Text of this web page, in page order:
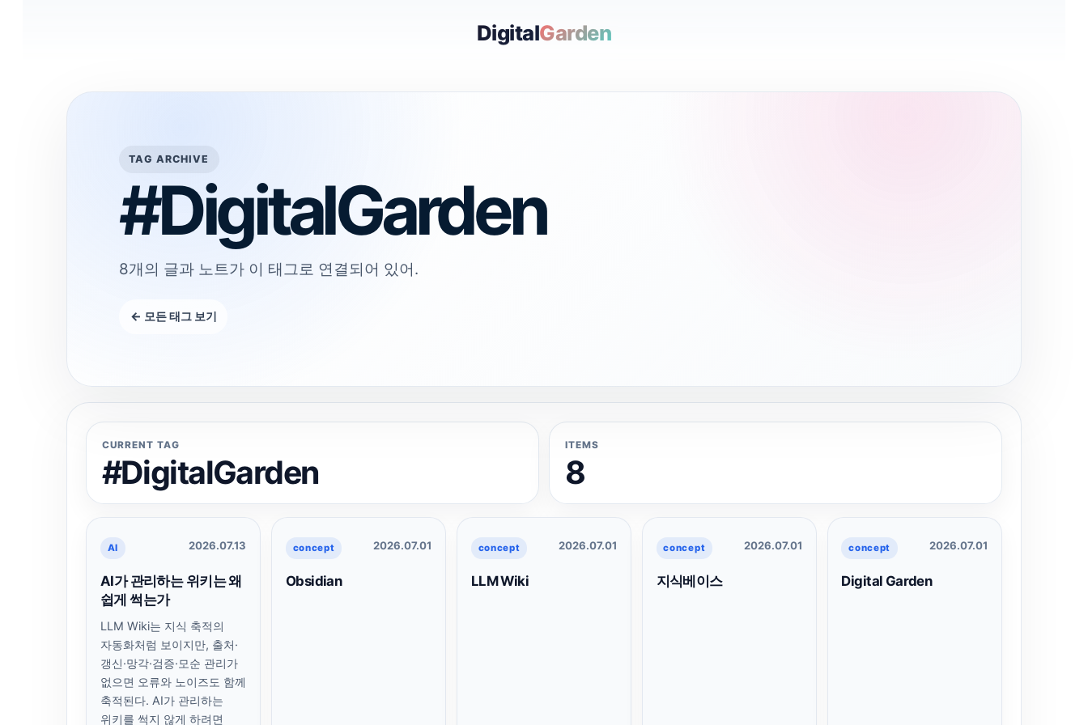
DigitalGarden
TAG ARCHIVE
#DigitalGarden
8개의 글과 노트가 이 태그로 연결되어 있어.
← 모든 태그 보기
CURRENT TAG
#DigitalGarden
ITEMS
8
AI 2026.07.13
AI가 관리하는 위키는 왜
쉽게 썩는가
LLM Wiki는 지식 축적의
자동화처럼 보이지만, 출처·
갱신·망각·검증·모순 관리가
없으면 오류와 노이즈도 함께
축적된다. AI가 관리하는
위키를 썩지 않게 하려면
concept 2026.07.01
Obsidian
concept 2026.07.01
LLM Wiki
concept 2026.07.01
지식베이스
concept 2026.07.01
Digital Garden